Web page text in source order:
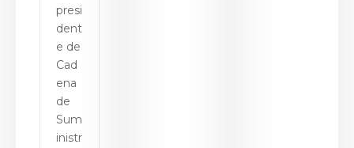
presi
dent
e de
Cad
ena
de
Sum
inistr